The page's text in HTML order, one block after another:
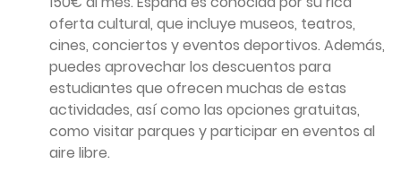
oferta cultural, que incluye museos, teatros,
cines, conciertos y eventos deportivos. Además,
puedes aprovechar los descuentos para
estudiantes que ofrecen muchas de estas
actividades, así como las opciones gratuitas,
como visitar parques y participar en eventos al
aire libre.